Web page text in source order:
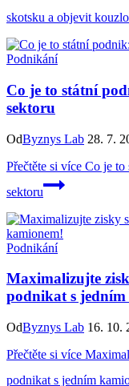
skotsku a objevit
Podnikání
Co je to státní
sektoru
OdByznys Lab 28. 7.
Přečtěte si více Co je to
sektoru
Podnikání
Maximalizujte
podnikat s
OdByznys Lab 16. 10.
Přečtěte si více
podnikat s jedním